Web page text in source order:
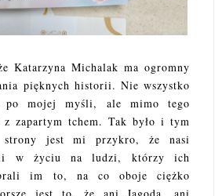
Katarzyna Michalak ma ogromny
pięknych historii. Nie wszystko
po mojej myśli, ale mimo tego
zapartym tchem. Tak było i tym
jest mi przykro, że nasi
w życiu na ludzi, którzy ich
im to, na co oboje ciężko